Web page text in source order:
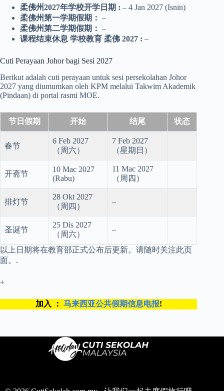
柔佛州2027年学校开学日期 : – 4 Jan 2027 (Isnin)
柔佛州第一学期假期： –
柔佛州第二学期假期： –
课程结束休息 学校教育 柔佛 2027 : –
Cuti Perayaan Johor bagi Sesi 2027
Berikut adalah cuti perayaan untuk sesi persekolahan Johor
2027 yang diumumkan oleh KPM melalui Takwim Akademik
(Pindaan) di portal rasmi MOE.
节日假期 开始 结尾 状态
春节
6 Feb 2027
（周六）
7 Feb 2027
（星期日）
开斋节
10 Mac 2027
(Rabu)
11 Mac 2027
（周四）
排灯节
28 Okt 2027
（周四）
–
圣诞节
25 Dis 2027
（周六）
–
以上日期将在教育部正式公布后更新。请随时关注此页
面。.
+
加入 ： 马来西亚公共假期信息电报!